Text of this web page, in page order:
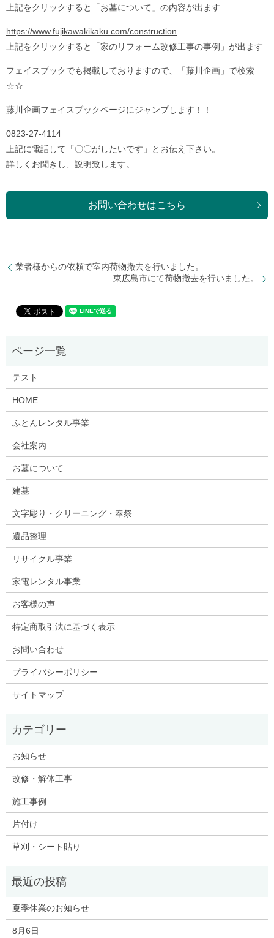
上記をクリックすると「お墓について」の内容が出ます
https://www.fujikawakikaku.com/construction
上記をクリックすると「家のリフォーム改修工事の事例」が出ます
フェイスブックでも掲載しておりますので、「藤川企画」で検索
☆☆
藤川企画フェイスブックページにジャンプします！！
0823-27-4114
上記に電話して「〇〇がしたいです」とお伝え下さい。
詳しくお聞きし、説明致します。
お問い合わせはこちら
業者様からの依頼で室内荷物撤去を行いました。
東広島市にて荷物撤去を行いました。
テスト
HOME
ふとんレンタル事業
会社案内
お墓について
建墓
文字彫り・クリーニング・奉祭
遺品整理
リサイクル事業
家電レンタル事業
お客様の声
特定商取引法に基づく表示
お問い合わせ
プライバシーポリシー
サイトマップ
お知らせ
改修・解体工事
施工事例
片付け
草刈・シート貼り
夏季休業のお知らせ
8月6日